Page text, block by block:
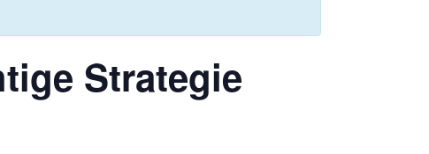
Strategie